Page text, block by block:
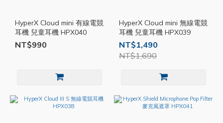
HyperX Cloud mini 有線電競
耳機 兒童耳機 HPX040
NT$990
HyperX Cloud mini 無線電競
耳機 兒童耳機 HPX039
NT$1,490
NT$1,690